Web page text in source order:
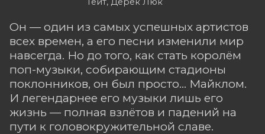
Он — один из самых успешных артистов
всех времен, а его песни изменили мир
навсегда. Но до того, как стать королём
поп-музыки, собирающим стадионы
поклонников, он был просто... Майклом.
И легендарнее его музыки лишь его
жизнь — полная взлётов и падений на
пути к головокружительной славе.